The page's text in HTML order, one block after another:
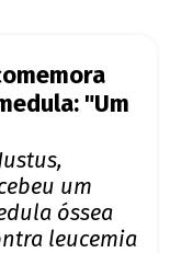
"Um
um
óssea
leucemia